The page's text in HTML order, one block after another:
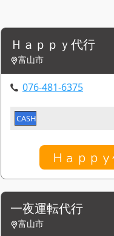
Ｈａｐｐｙ代行
富山市
076-481-6375
CASH
Ｈａｐｐ
一夜運転代行
富山市